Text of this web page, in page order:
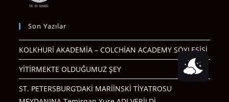
Son Yazılar
KOLKHURİ AKADEMİA – COLCHİAN ACADEMY SÖYLEŞİSİ
YİTİRMEKTE OLDUĞUMUZ ŞEY
ST. PETERSBURG’DAKİ MARİİNSKİ TİYATROSU